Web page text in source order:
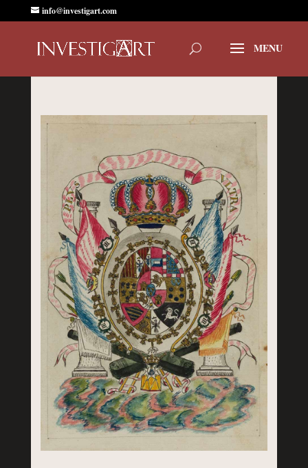
info@investigart.com